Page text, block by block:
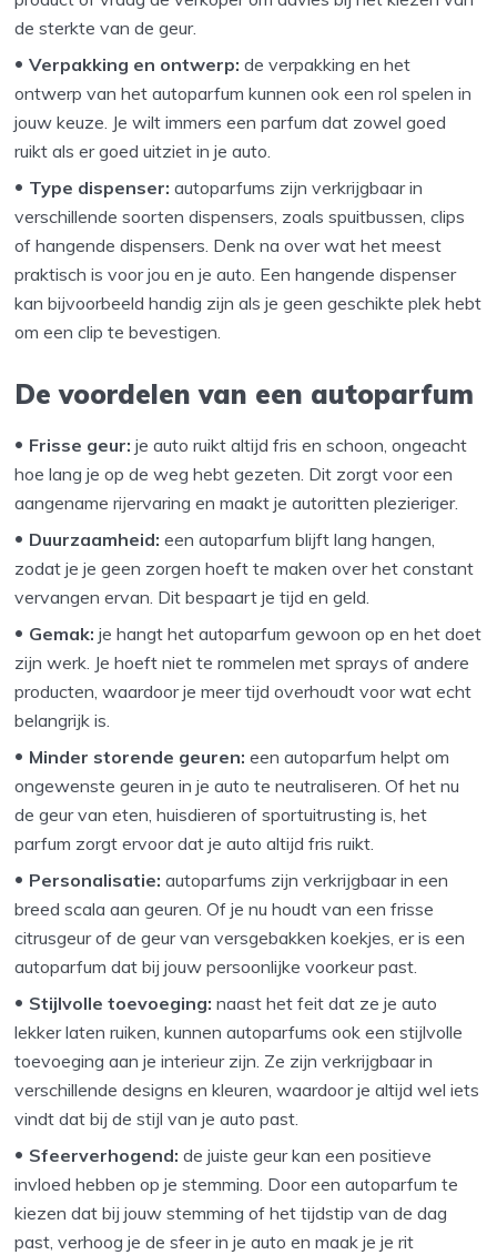
de sterkte van de geur.
Verpakking en ontwerp: de verpakking en het
ontwerp van het autoparfum kunnen ook een rol spelen in
jouw keuze. Je wilt immers een parfum dat zowel goed
ruikt als er goed uitziet in je auto.
Type dispenser: autoparfums zijn verkrijgbaar in
verschillende soorten dispensers, zoals spuitbussen, clips
of hangende dispensers. Denk na over wat het meest
praktisch is voor jou en je auto. Een hangende dispenser
kan bijvoorbeeld handig zijn als je geen geschikte plek hebt
om een clip te bevestigen.
De voordelen van een autoparfum
Frisse geur: je auto ruikt altijd fris en schoon, ongeacht
hoe lang je op de weg hebt gezeten. Dit zorgt voor een
aangename rijervaring en maakt je autoritten plezieriger.
Duurzaamheid: een autoparfum blijft lang hangen,
zodat je je geen zorgen hoeft te maken over het constant
vervangen ervan. Dit bespaart je tijd en geld.
Gemak: je hangt het autoparfum gewoon op en het doet
zijn werk. Je hoeft niet te rommelen met sprays of andere
producten, waardoor je meer tijd overhoudt voor wat echt
belangrijk is.
Minder storende geuren: een autoparfum helpt om
ongewenste geuren in je auto te neutraliseren. Of het nu
de geur van eten, huisdieren of sportuitrusting is, het
parfum zorgt ervoor dat je auto altijd fris ruikt.
Personalisatie: autoparfums zijn verkrijgbaar in een
breed scala aan geuren. Of je nu houdt van een frisse
citrusgeur of de geur van versgebakken koekjes, er is een
autoparfum dat bij jouw persoonlijke voorkeur past.
Stijlvolle toevoeging: naast het feit dat ze je auto
lekker laten ruiken, kunnen autoparfums ook een stijlvolle
toevoeging aan je interieur zijn. Ze zijn verkrijgbaar in
verschillende designs en kleuren, waardoor je altijd wel iets
vindt dat bij de stijl van je auto past.
Sfeerverhogend: de juiste geur kan een positieve
invloed hebben op je stemming. Door een autoparfum te
kiezen dat bij jouw stemming of het tijdstip van de dag
past, verhoog je de sfeer in je auto en maak je je rit